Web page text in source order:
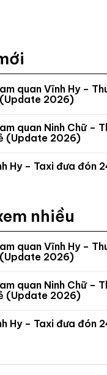
quan Vĩnh Hy –
2026)
quan Ninh Chữ –
(Update 2026)
Hy – Taxi đưa đón
nhiều
quan Vĩnh Hy –
2026)
quan Ninh Chữ –
(Update 2026)
Hy – Taxi đưa đón